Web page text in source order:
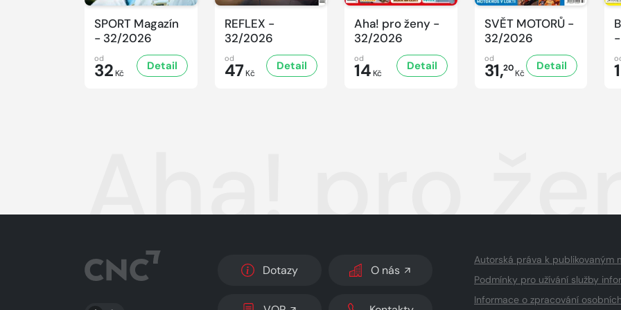
SPORT Magazín
- 32/2026
od
32 Kč
Detail
REFLEX -
32/2026
od
47 Kč
Detail
Aha! pro ženy -
32/2026
od
14 Kč
Detail
SVĚT MOTORŮ -
32/2026
od
31,20Kč
Detail
Aha! pro
Dotazy O nás
Autorská práva k publikovaným
Podmínky pro užívání služby
Informace o zpracování